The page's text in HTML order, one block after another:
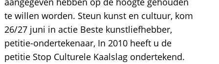
te willen worden. Steun kunst en cultuur, kom
26/27 juni in actie Beste kunstliefhebber,
petitie-ondertekenaar, In 2010 heeft u de
petitie Stop Culturele Kaalslag ondertekend.